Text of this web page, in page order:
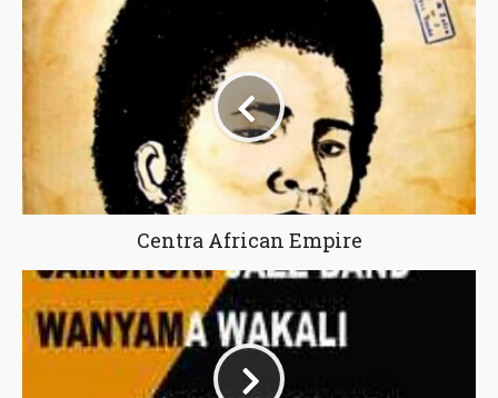
Centra African Empire